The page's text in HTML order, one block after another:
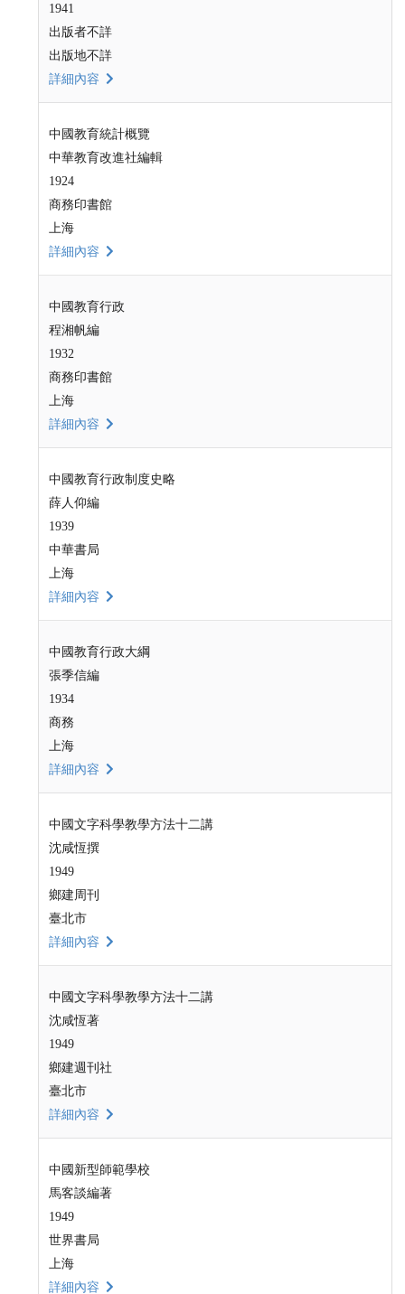
1941
出版者不詳
出版地不詳
詳細內容
中國教育統計概覽
中華教育改進社編輯
1924
商務印書館
上海
詳細內容
中國教育行政
程湘帆編
1932
商務印書館
上海
詳細內容
中國教育行政制度史略
薛人仰編
1939
中華書局
上海
詳細內容
中國教育行政大綱
張季信編
1934
商務
上海
詳細內容
中國文字科學教學方法十二講
沈咸恆撰
1949
鄉建周刊
臺北市
詳細內容
中國文字科學教學方法十二講
沈咸恆著
1949
鄉建週刊社
臺北市
詳細內容
中國新型師範學校
馬客談編著
1949
世界書局
上海
詳細內容